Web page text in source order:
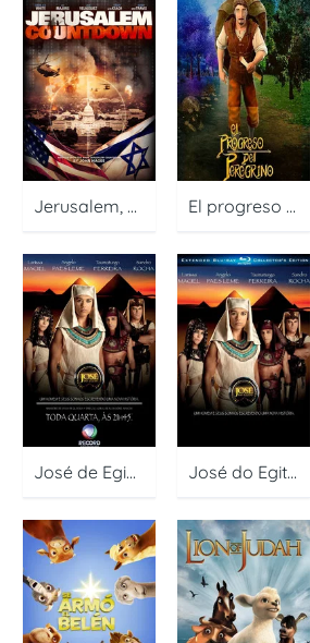
Jerusalem, cuenta atrás El progreso del peregrino
José de Egipto José do Egito – O Filme